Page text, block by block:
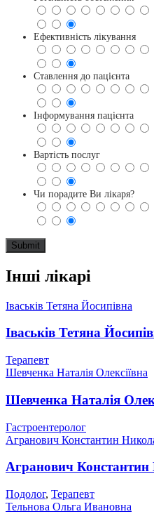
Ефективність лікування
Ставлення до пацієнта
Інформування пацієнта
Вартість послуг
Чи порадите Ви лікаря?
Інші лікарі
Іваськів Тетяна Йосипівна
Іваськів Тетяна
Терапевт
Шевченка Наталія Олексіївна
Шевченка Наталія
Гастроентеролог
Агранович Константин
Агранович
Подолог, Терапевт
Тельнова Ольга Ивановна